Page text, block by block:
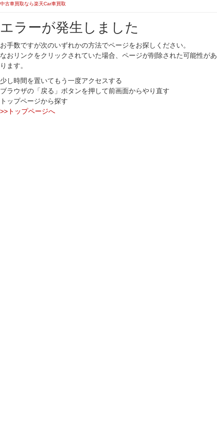
中古車買取なら楽天Car車買取
エラーが発生しました
お手数ですが次のいずれかの方法でページをお探しください。
なおリンクをクリックされていた場合、ページが削除された可能性があ
ります。
少し時間を置いてもう一度アクセスする
ブラウザの「戻る」ボタンを押して前画面からやり直す
トップページから探す
>>トップページへ